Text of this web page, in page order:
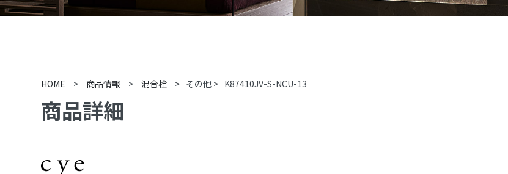
HOME > 商品情報 > 混合栓 > その他 > K87410JV-S-NCU-13
商品詳細